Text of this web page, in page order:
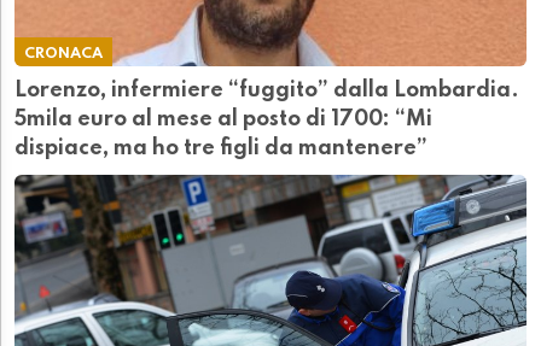
CRONACA
Lorenzo, infermiere “fuggito” dalla Lombardia.
5mila euro al mese al posto di 1700: “Mi
dispiace, ma ho tre figli da mantenere”